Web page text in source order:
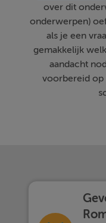
over dit
onderwerpen)
als je een
gemakkelijk
aandacht
voorbereid op